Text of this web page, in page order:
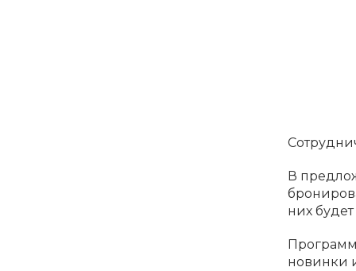
В
них
новинки